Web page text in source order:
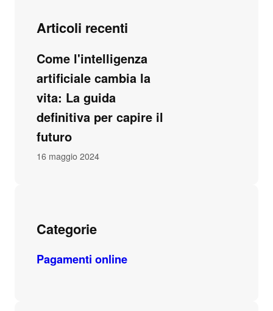
Articoli recenti
Come l'intelligenza
artificiale cambia la
vita: La guida
definitiva per capire il
futuro
16 maggio 2024
Categorie
Pagamenti online